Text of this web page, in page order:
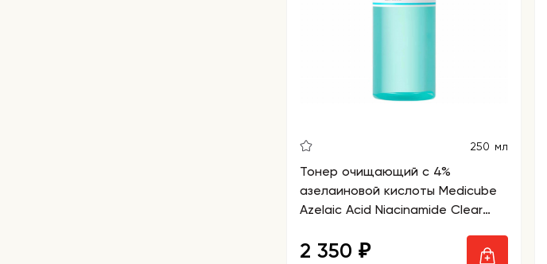
250 мл
Тонер очищающий с 4%
азелаиновой кислоты Medicube
Azelaic Acid Niacinamide Clear
2 350 ₽